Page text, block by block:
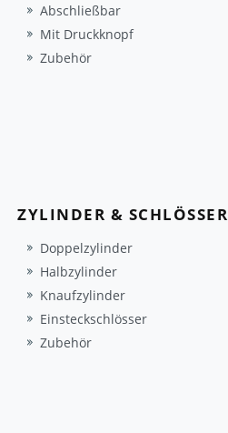
Abschließbar
Mit Druckknopf
Zubehör
ZYLINDER & SCHLÖSSER
Doppelzylinder
Halbzylinder
Knaufzylinder
Einsteckschlösser
Zubehör